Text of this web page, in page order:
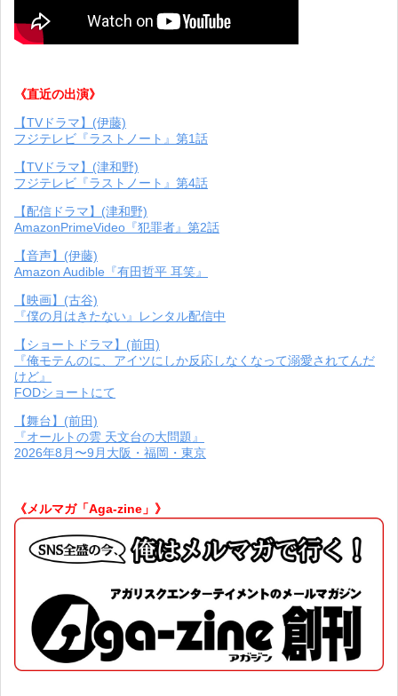
《直近の出演》
【TVドラマ】(伊藤)
フジテレビ『ラストノート』第1話
【TVドラマ】(津和野)
フジテレビ『ラストノート』第4話
【配信ドラマ】(津和野)
AmazonPrimeVideo『犯罪者』第2話
【音声】(伊藤)
Amazon Audible『有田哲平 耳笑』
【映画】(古谷)
『僕の月はきたない』レンタル配信中
【ショートドラマ】(前田)
『俺モテんのに、アイツにしか反応しなくなって溺愛されてんだ
けど』
FODショートにて
【舞台】(前田)
『オールトの雲 天文台の大問題』
2026年8月〜9月大阪・福岡・東京
《メルマガ「Aga-zine」》